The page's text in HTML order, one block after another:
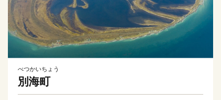
べつかいちょう
別海町